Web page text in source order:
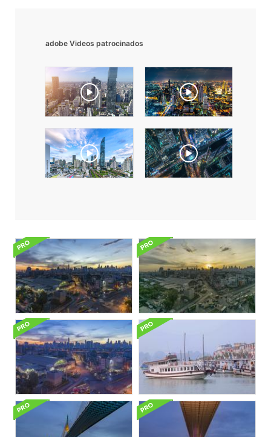
adobe Videos patrocinados